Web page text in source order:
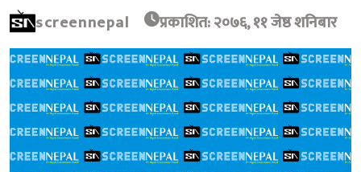
screennepal प्रकाशित: २०७६, ११ जेष्ठ शनिबार